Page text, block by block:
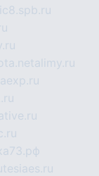
alimy.ru
tesiaes.ru